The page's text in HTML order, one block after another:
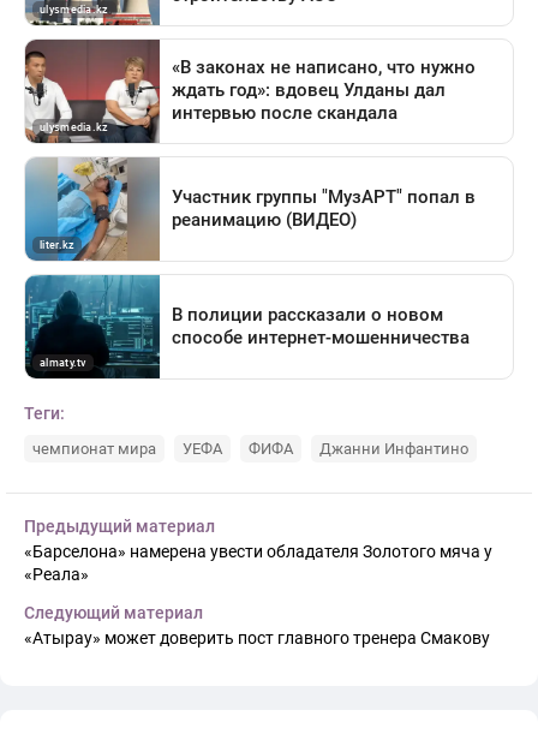
Теги:
чемпионат мира УЕФА ФИФА Джанни Инфантино
Предыдущий материал
«Барселона» намерена увести обладателя Золотого мяча у
«Реала»
Следующий материал
«Атырау» может доверить пост главного тренера Смакову